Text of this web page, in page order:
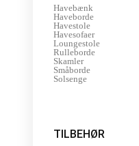
Havebænk
Haveborde
Havestole
Havesofaer
Loungestole
Rulleborde
Skamler
Småborde
Solsenge
TILBEHØR